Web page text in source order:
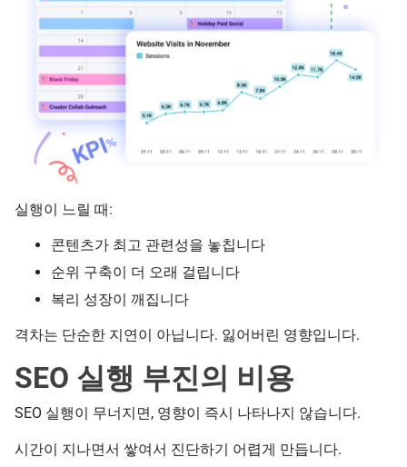
실행이 느릴 때:
콘텐츠가 최고 관련성을 놓칩니다
순위 구축이 더 오래 걸립니다
복리 성장이 깨집니다
격차는 단순한 지연이 아닙니다. 잃어버린 영향입니다.
SEO 실행 부진의 비용
SEO 실행이 무너지면, 영향이 즉시 나타나지 않습니다.
시간이 지나면서 쌓여서 진단하기 어렵게 만듭니다.